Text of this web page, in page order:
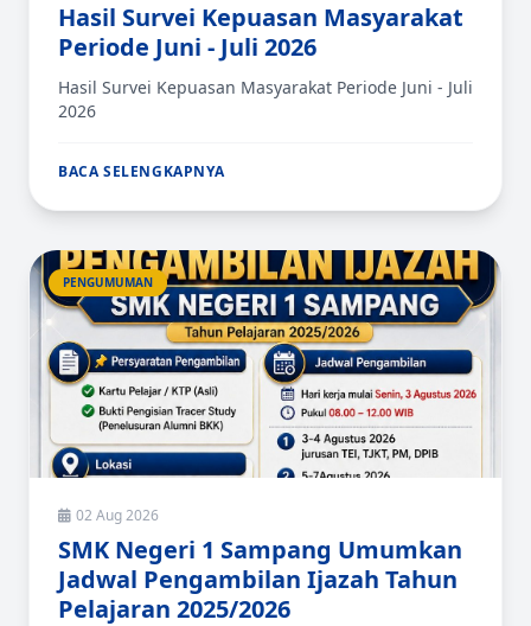
Hasil Survei Kepuasan Masyarakat
Periode Juni - Juli 2026
Hasil Survei Kepuasan Masyarakat Periode Juni - Juli
2026
BACA SELENGKAPNYA
PENGUMUMAN
02 Aug 2026
SMK Negeri 1 Sampang Umumkan
Jadwal Pengambilan Ijazah Tahun
Pelajaran 2025/2026